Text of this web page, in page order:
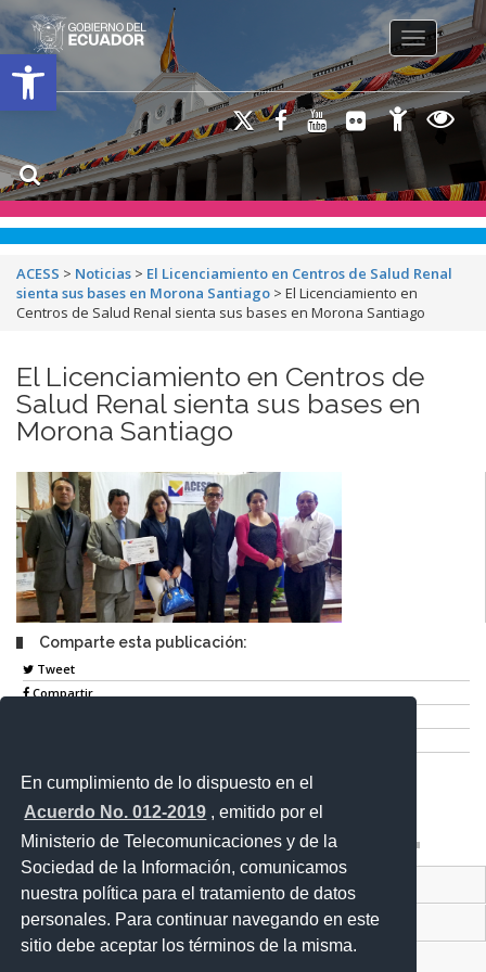
En cumplimiento de lo dispuesto en el
Acuerdo No. 012-2019 , emitido por el
Ministerio de Telecomunicaciones y de la
Sociedad de la Información, comunicamos
nuestra política para el tratamiento de datos
personales. Para continuar navegando en este
sitio debe aceptar los términos de la misma.
Open toolbar
Toggle
ACESS > Noticias > El Licenciamiento en Centros de Salud Renal
sienta sus bases en Morona Santiago > El Licenciamiento en
Centros de Salud Renal sienta sus bases en Morona Santiago
El Licenciamiento en Centros de
Salud Renal sienta sus bases en
Morona Santiago
Comparte esta publicación:
Tweet
Compartir
Entérate
Contacto Ciudadano Digital
Portal Trámites Ciudadanos
Sistema Nacional de Información (SNI)